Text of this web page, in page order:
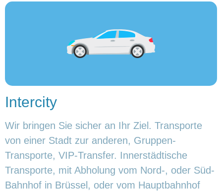
Intercity
Wir bringen Sie sicher an Ihr Ziel. Transporte
von einer Stadt zur anderen, Gruppen-
Transporte, VIP-Transfer. Innerstädtische
Transporte, mit Abholung vom Nord-, oder Süd-
Bahnhof in Brüssel, oder vom Hauptbahnhof